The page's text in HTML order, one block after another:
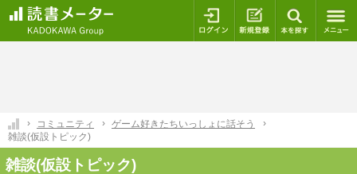
ログイン 新規登録
コミュニティ
ゲーム好きたちいっしょに話そう
雑談(仮設トピック)
雑談(仮設トピック)